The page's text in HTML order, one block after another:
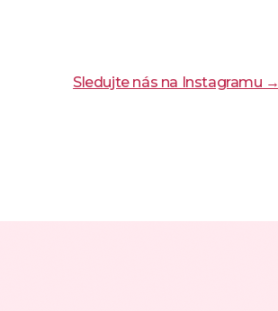
Sledujte nás na Instagramu →